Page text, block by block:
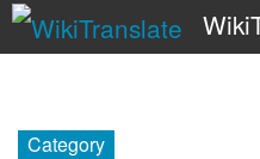
Category